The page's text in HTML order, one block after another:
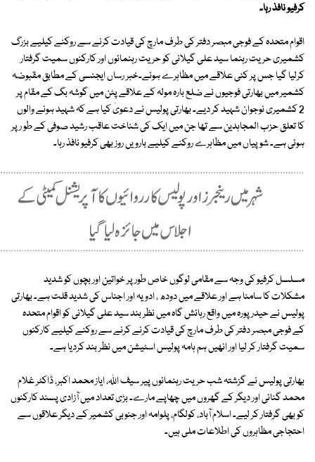
کرفیو نافذ رہا۔
اقوام متحدہ کے فوجی مبصر دفتر کی طرف مارچ کی قیادت کرنے سے روکنے کیلیے بزرگ
کشمیری حریت رہنما سید علی گیلانی کو حریت رہنمائوں اور کارکنوں سمیت گرفتار
کرلیا گیا جس پر کئی علاقے میں مظاہرے ہوئے۔خبر رساں ایجنسی کے مطابق مقبوضہ
کشمیر میں بھارتی فوجیوں نے ضلع بارہ مولہ کے علاقے پٹن میں گوشہ بگ کے مقام پر
2 کشمیری نوجوان شہید کر دیے۔ بھارتی پولیس نے دعویٰ کیا ہے کہ شہید ہونے والوں
کا تعلق حزب المجاہدین سے تھا جن میں ایک کی شناخت عاقب رشید صوفی کے طو رپر
ہوئی ہے۔ شوپیاں میں مظاہرے روکنے کیلیے بارویں روز بھی کرفیو نافذ رہا۔
مسلسل کرفیو کی وجہ سے مقامی لوگوں خاص طورپر خواتین اور بچوں کو شدید
مشکلات کا سامنا ہے اور علاقے میں دودھ ، ادویہ اور اجناس کی شدید قلت ہے۔ بھارتی
پولیس نے حیدر پورہ میں واقع رہائش گاہ میں نظر بند سید علی گیلانی کو اقوام متحدہ
کے فوجی مبصر دفتر کی طرف مارچ کی قیادت کرنے کرنے سے روکنے کیلیے کارکنوں
سمیت گرفتار کر لیا اور انھیں ہم ہامہ پولیس اسٹیشن میں نظر بند کردیا ہے۔
بھارتی پولیس نے گزشتہ شب حریت رہنمائوں پیر سیف اللہ، ایاز محمد اکبر، ڈاکٹر غلام
محمد گنائی اور دیگر کے گھروں میں چھاپے مارے۔ بڑی تعداد میں آزادی پسند کارکنوں
کو بھی گرفتار کر لیے۔ اسلام آباد، کولگام، پلوامہ اور جنوبی کشمیر کے دیگر علاقوں سے
احتجاجی مظاہروں کی اطلاعات ملی ہیں۔